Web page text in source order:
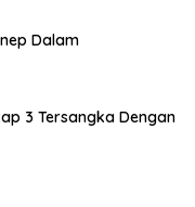
Dalam
3 Tersangka Dengan